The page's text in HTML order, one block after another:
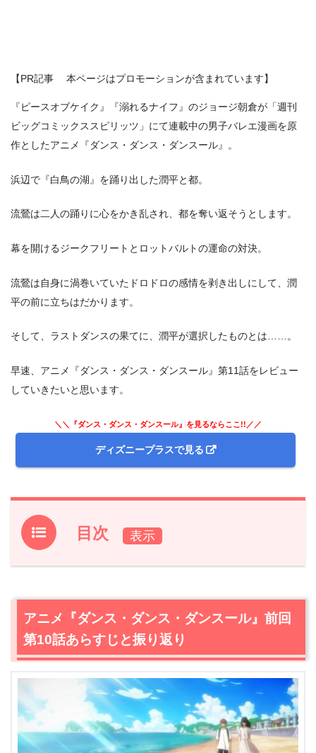
【PR記事 本ページはプロモーションが含まれています】
『ピースオブケイク』『溺れるナイフ』のジョージ朝倉が「週刊
ビッグコミックススピリッツ」にて連載中の男子バレエ漫画を原
作としたアニメ『ダンス・ダンス・ダンスール』。
浜辺で『白鳥の湖』を踊り出した潤平と都。
流鶯は二人の踊りに心をかき乱され、都を奪い返そうとします。
幕を開けるジークフリートとロットバルトの運命の対決。
流鶯は自身に渦巻いていたドロドロの感情を剥き出しにして、潤
平の前に立ちはだかります。
そして、ラストダンスの果てに、潤平が選択したものとは……。
早速、アニメ『ダンス・ダンス・ダンスール』第11話をレビュー
していきたいと思います。
＼＼『ダンス・ダンス・ダンスール』を見るならここ!!／／
ディズニープラスで見る
目次
1.アニメ『ダンス・ダンス・ダンスール』前回第10話あら
【ネタバレあり】アニメ『ダンス・ダンス・ダンスー
ル』第11話あらすじ・感想
2.1 呪いを魔法に……
溢れる高揚感
潤平のバレエ
3.アニメ『ダンス・ダンス・ダンスール』第11話まとめ
アニメ『ダンス・ダンス・ダンスール』前回
第10話あらすじと振り返り